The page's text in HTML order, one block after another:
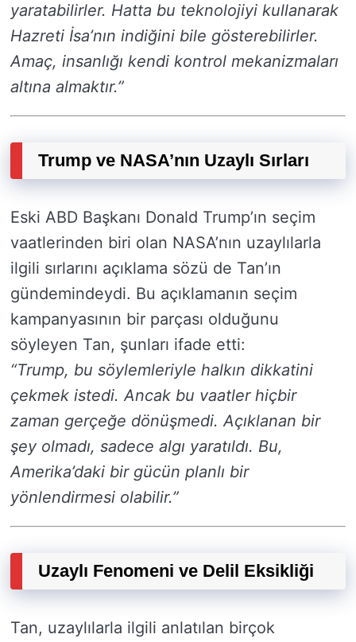
yaratabilirler. Hatta bu teknolojiyi kullanarak
Hazreti İsa’nın indiğini bile gösterebilirler.
Amaç, insanlığı kendi kontrol mekanizmaları
altına almaktır.”
Trump ve NASA’nın Uzaylı Sırları
Eski ABD Başkanı Donald Trump’ın seçim
vaatlerinden biri olan NASA’nın uzaylılarla
ilgili sırlarını açıklama sözü de Tan’ın
gündemindeydi. Bu açıklamanın seçim
kampanyasının bir parçası olduğunu
söyleyen Tan, şunları ifade etti:
“Trump, bu söylemleriyle halkın dikkatini
çekmek istedi. Ancak bu vaatler hiçbir
zaman gerçeğe dönüşmedi. Açıklanan bir
şey olmadı, sadece algı yaratıldı. Bu,
Amerika’daki bir gücün planlı bir
yönlendirmesi olabilir.”
Uzaylı Fenomeni ve Delil Eksikliği
Tan, uzaylılarla ilgili anlatılan birçok